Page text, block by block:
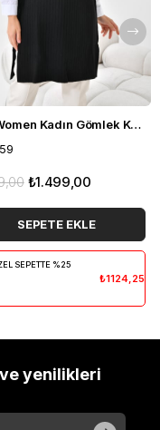
FTZ Women Kadın Gömlek Kol Tunik Siyah 21-6059
₺1.499,00
SEPETE EKLE
SEPETTE %25
₺1124,25
yenilikleri